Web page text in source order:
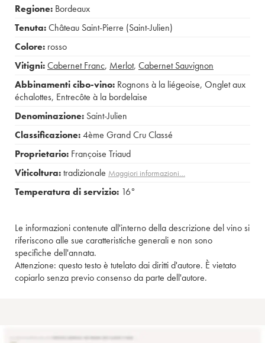
Regione: Bordeaux
Tenuta:Château Saint-Pierre (Saint-Julien)
Colore: rosso
Vitigni:Cabernet Franc, Merlot, Cabernet Sauvignon
Abbinamenti cibo-vino: Rognons à la liégeoise, Onglet aux
échalottes, Entrecôte à la bordelaise
Denominazione: Saint-Julien
Classificazione:4ème Grand Cru Classé
Proprietario: Françoise Triaud
Viticoltura:tradizionale Maggiori informazioni…
Temperatura di servizio: 16°
Le informazioni contenute all'interno della descrizione del vino si
riferiscono alle sue caratteristiche generali e non sono
specifiche dell'annata.
Attenzione: questo testo è tutelato dai diritti d'autore. È vietato
copiarlo senza previo consenso da parte dell'autore.